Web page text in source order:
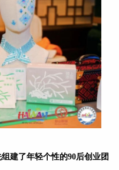
建了年轻个性的90后创业团